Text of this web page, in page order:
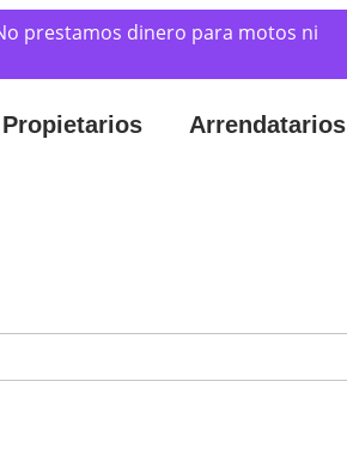
prestamos dinero para motos ni
Propietarios Arrendatarios